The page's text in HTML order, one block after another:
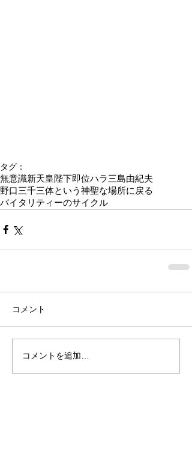
タグ：
無意識新天皇陛下即位ハラ三島由紀夫
野口三千三体という神聖な場所に戻る
バイタリティーのサイクル
コメント
コメントを追加…